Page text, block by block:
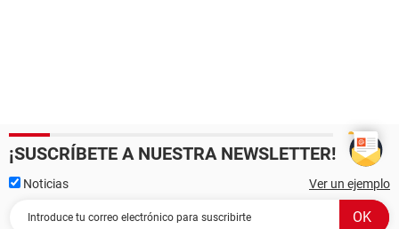
¡SUSCRÍBETE A NUESTRA NEWSLETTER!
Noticias Ver un ejemplo